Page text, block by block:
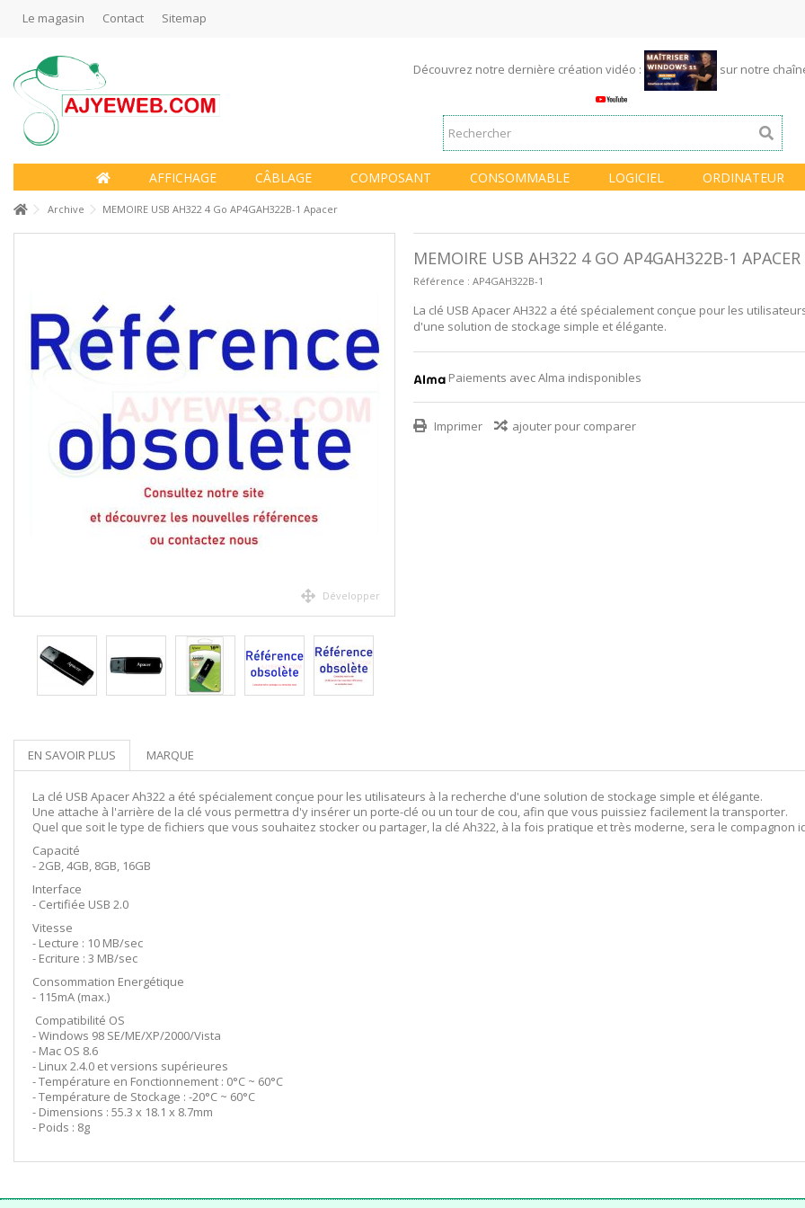
Le magasin Contact Sitemap
Découvrez notre dernière création vidéo :
sur notre
AFFICHAGE CÂBLAGE COMPOSANT CONSOMMABLE LOGICIEL ORDINATEUR
Archive MEMOIRE USB AH322 4 Go AP4GAH322B-1 Apacer
Développer
MEMOIRE USB AH322 4 GO AP4GAH322B-1 APACER
Référence : AP4GAH322B-1
La clé USB Apacer AH322 a été spécialement conçue pour les
d'une solution de stockage simple et élégante.
Paiements avec Alma indisponibles
Imprimer ajouter pour comparer
EN SAVOIR PLUS MARQUE
La clé USB Apacer Ah322 a été spécialement conçue pour les utilisateurs à la recherche d'une solution de stockage simple et élégante.
Une attache à l'arrière de la clé vous permettra d'y insérer un porte-clé ou un tour de cou, afin que vous puissiez facilement la transporter.
Quel que soit le type de fichiers que vous souhaitez stocker ou partager, la clé Ah322, à la fois pratique et très moderne, sera le compagnon
Capacité
- 2GB, 4GB, 8GB, 16GB
Interface
- Certifiée USB 2.0
Vitesse
- Lecture : 10 MB/sec
- Ecriture : 3 MB/sec
Consommation Energétique
- 115mA (max.)
Compatibilité OS
- Windows 98 SE/ME/XP/2000/Vista
- Mac OS 8.6
- Linux 2.4.0 et versions supérieures
- Température en Fonctionnement : 0°C ~ 60°C
- Température de Stockage : -20°C ~ 60°C
- Dimensions : 55.3 x 18.1 x 8.7mm
- Poids : 8g